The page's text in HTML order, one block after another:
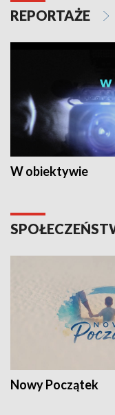
REPORTAŻE
W obiektywie
Nowy Początek